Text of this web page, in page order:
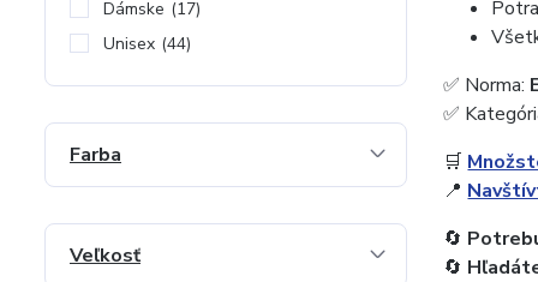
✅ Norma:
✅
🛒
📍
🔄
🔄
Dámske (17)
Unisex (44)
Farba
Veľkosť